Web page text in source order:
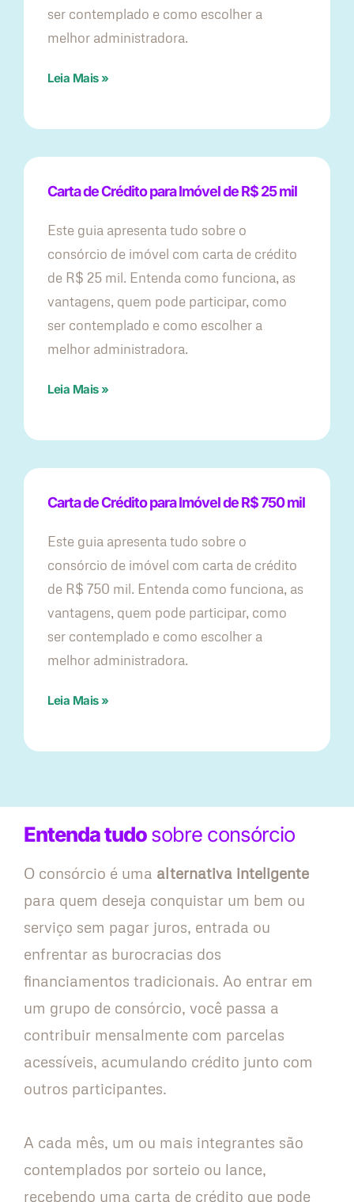
ser contemplado e como escolher a
melhor administradora.
Leia Mais »
Carta de Crédito para Imóvel de R$ 25 mil
Este guia apresenta tudo sobre o
consórcio de imóvel com carta de crédito
de R$ 25 mil. Entenda como funciona, as
vantagens, quem pode participar, como
ser contemplado e como escolher a
melhor administradora.
Leia Mais »
Carta de Crédito para Imóvel de R$ 750 mil
Este guia apresenta tudo sobre o
consórcio de imóvel com carta de crédito
de R$ 750 mil. Entenda como funciona, as
vantagens, quem pode participar, como
ser contemplado e como escolher a
melhor administradora.
Leia Mais »
Entenda tudosobre consórcio
O consórcio é uma alternativa inteligente
para quem deseja conquistar um bem ou
serviço sem pagar juros, entrada ou
enfrentar as burocracias dos
financiamentos tradicionais. Ao entrar em
um grupo de consórcio, você passa a
contribuir mensalmente com parcelas
acessíveis, acumulando crédito junto com
outros participantes.
A cada mês, um ou mais integrantes são
contemplados por sorteio ou lance,
recebendo uma carta de crédito que pode